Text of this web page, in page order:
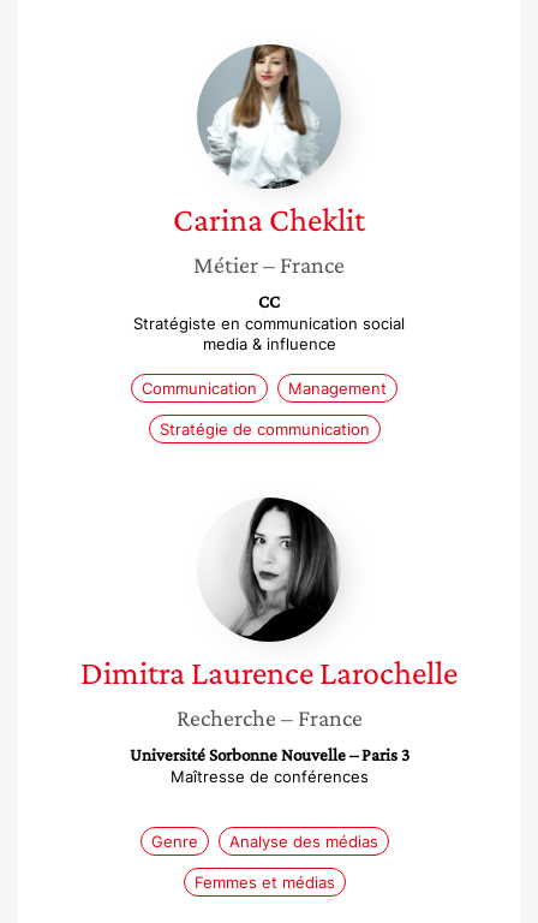
Carina
Cheklit
CarinaCheklit
Métier– France
CC
Stratégiste en communication social
media & influence
Communication Management
Stratégie de communication
Dimitra
Laurence
Larochelle
Dimitra LaurenceLarochelle
Recherche – France
Université Sorbonne Nouvelle – Paris 3
Maîtresse de conférences
Genre Analyse des médias
Femmes et médias